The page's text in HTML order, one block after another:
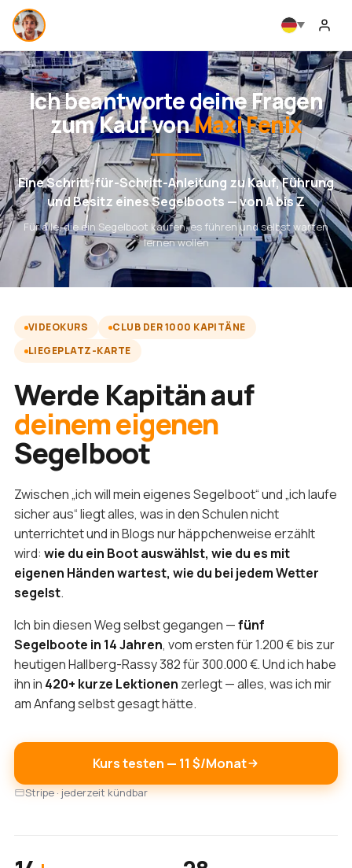
Ich beantworte deine Fragen
zum Kauf vonMaxi Fenix
Eine Schritt-für-Schritt-Anleitung zu Kauf, Führung
und Besitz eines Segelboots — von A bis Z
Für alle, die ein Segelboot kaufen, es führen und selbst warten
lernen wollen
VIDEOKURS
CLUB DER 1000 KAPITÄNE
LIEGEPLATZ-KARTE
Werde Kapitän auf
deinem eigenen
Segelboot
Zwischen „ich will mein eigenes Segelboot“ und „ich laufe
sicher aus“ liegt alles, was in den Schulen nicht
unterrichtet und in Blogs nur häppchenweise erzählt
wird: wie du ein Boot auswählst, wie du es mit
eigenen Händen wartest, wie du bei jedem Wetter
segelst.
Ich bin diesen Weg selbst gegangen —fünf
Segelboote in 14 Jahren, vom ersten für 1.200 € bis zur
heutigen Hallberg-Rassy 382 für 300.000 €. Und ich habe
ihn in 420+ kurze Lektionen zerlegt — alles, was ich mir
am Anfang selbst gesagt hätte.
Kurs testen — 11 $/Monat
Stripe · jederzeit kündbar